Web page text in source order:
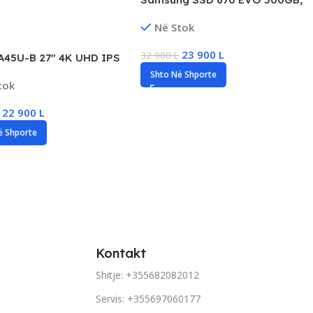
B 27″ 4K UHD IPS
22 900 L
Shporte
500, ‎3.04 ounces
Në Stok
32 900L 23 900 L
Shto Në Shporte
Kontakt
Shitje: +355682082012
Servis: +355697060177